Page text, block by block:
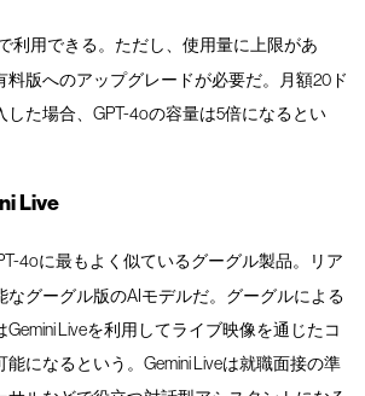
利用できる。ただし、使用量に上限があ
料版へのアップグレードが必要だ。月額20ド
した場合、GPT-4oの容量は5倍になるとい
Live
4oに最もよく似ているグーグル製品。リア
なグーグル版のAIモデルだ。グーグルによる
Liveを利用してライブ映像を通じたコ
能になるという。Gemini Liveは就職面接の準